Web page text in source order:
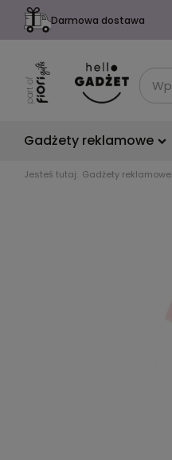
Darmowa dostawa
Gadżety reklamowe
Jesteś tutaj: Gadżety reklamowe